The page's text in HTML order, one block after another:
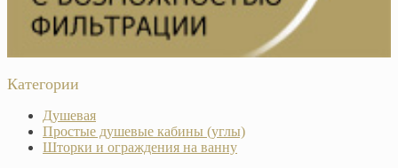
Категории
Душевая
Простые душевые кабины (углы)
Шторки и ограждения на ванну